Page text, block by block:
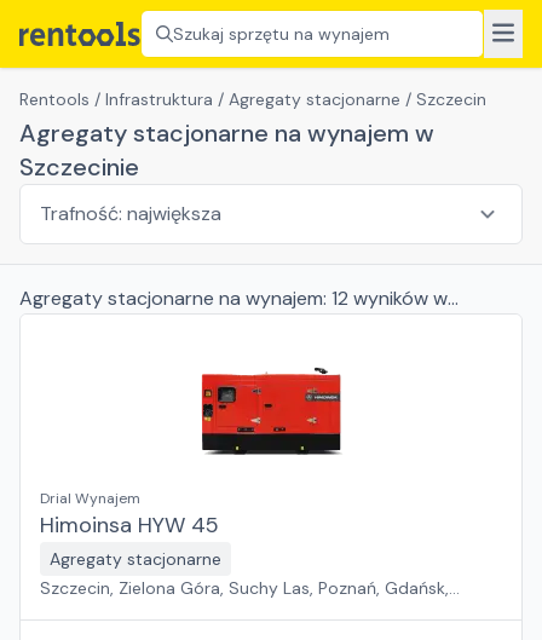
Szukaj sprzętu na wynajem
Rentools / Infrastruktura / Agregaty stacjonarne / Szczecin
Agregaty stacjonarne na wynajem w
Szczecinie
Agregaty stacjonarne na wynajem: 12 wynikóww
Drial Wynajem
Himoinsa HYW 45
Agregaty stacjonarne
Szczecin, Zielona Góra, Suchy Las, Poznań, Gdańsk,